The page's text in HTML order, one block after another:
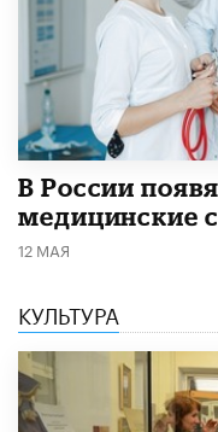
В России
медицинские
12 МАЯ
КУЛЬТУРА